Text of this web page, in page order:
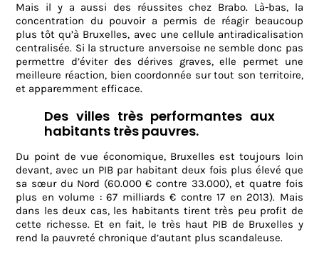
Mais il y a aussi des réussites chez Brabo. Là-bas, la
concentration du pouvoir a permis de réagir beaucoup
plus tôt qu’à Bruxelles, avec une cellule antiradicalisation
centralisée. Si la structure anversoise ne semble donc pas
permettre d’éviter des dérives graves, elle permet une
meilleure réaction, bien coordonnée sur tout son territoire,
et apparemment efficace.
Des villes très performantes aux
habitants très pauvres.
Du point de vue économique, Bruxelles est toujours loin
devant, avec un PIB par habitant deux fois plus élevé que
sa sœur du Nord (60.000 € contre 33.000), et quatre fois
plus en volume : 67 milliards € contre 17 en 2013). Mais
dans les deux cas, les habitants tirent très peu profit de
cette richesse. Et en fait, le très haut PIB de Bruxelles y
rend la pauvreté chronique d’autant plus scandaleuse.